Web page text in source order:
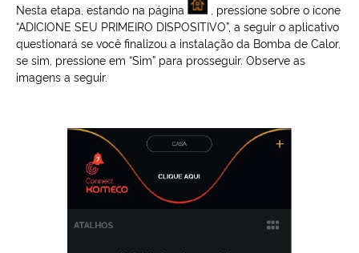
Nesta etapa, estando na página
, pressione sobre o ícone
“ADICIONE SEU PRIMEIRO DISPOSITIVO”, a seguir o aplicativo
questionará se você finalizou a instalação da Bomba de Calor,
se sim, pressione em “Sim” para prosseguir. Observe as
imagens a seguir.